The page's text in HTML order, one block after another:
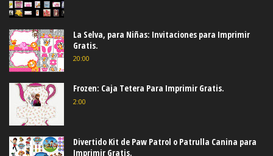
La Selva, para Niñas: Invitaciones para Imprimir
Gratis.
20:00
Frozen: Caja Tetera Para Imprimir Gratis.
2:00
Divertido Kit de Paw Patrol o Patrulla Canina para
Imprimir Gratis.